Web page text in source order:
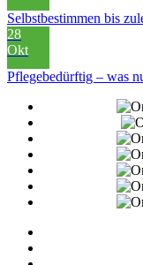
Selbstbestimmen bis
28
Okt
Pflegebedürftig – was